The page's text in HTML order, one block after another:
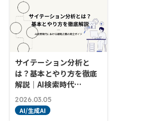
サイテーション分析と
は？基本とやり方を徹底
解説｜AI検索時代…
2026.03.05
AI/生成AI